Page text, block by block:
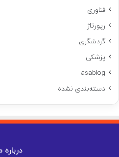
فناوری
رپورتاژ
گردشگری
پزشکی
asablog
دسته‌بندی نشده
درباره